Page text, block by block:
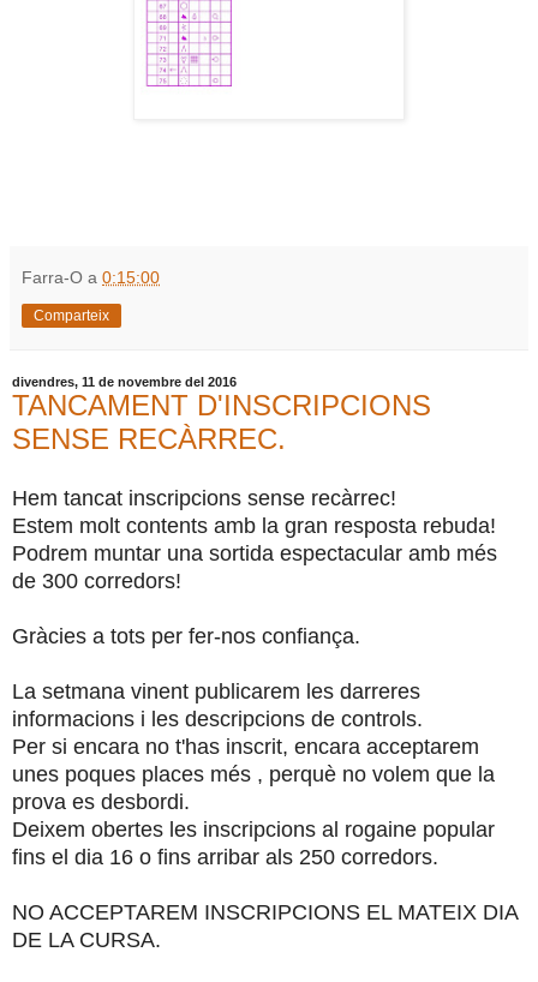
Farra-O a 0:15:00
Comparteix
divendres, 11 de novembre del 2016
TANCAMENT D'INSCRIPCIONS
SENSE RECÀRREC.
Hem tancat inscripcions sense recàrrec!
Estem molt contents amb la gran resposta rebuda!
Podrem muntar una sortida espectacular amb més
de 300 corredors!
Gràcies a tots per fer-nos confiança.
La setmana vinent publicarem les darreres
informacions i les descripcions de controls.
Per si encara no t'has inscrit, encara acceptarem
unes poques places més , perquè no volem que la
prova es desbordi.
Deixem obertes les inscripcions al rogaine popular
fins el dia 16 o fins arribar als 250 corredors.
NO ACCEPTAREM INSCRIPCIONS EL MATEIX DIA
DE LA CURSA.